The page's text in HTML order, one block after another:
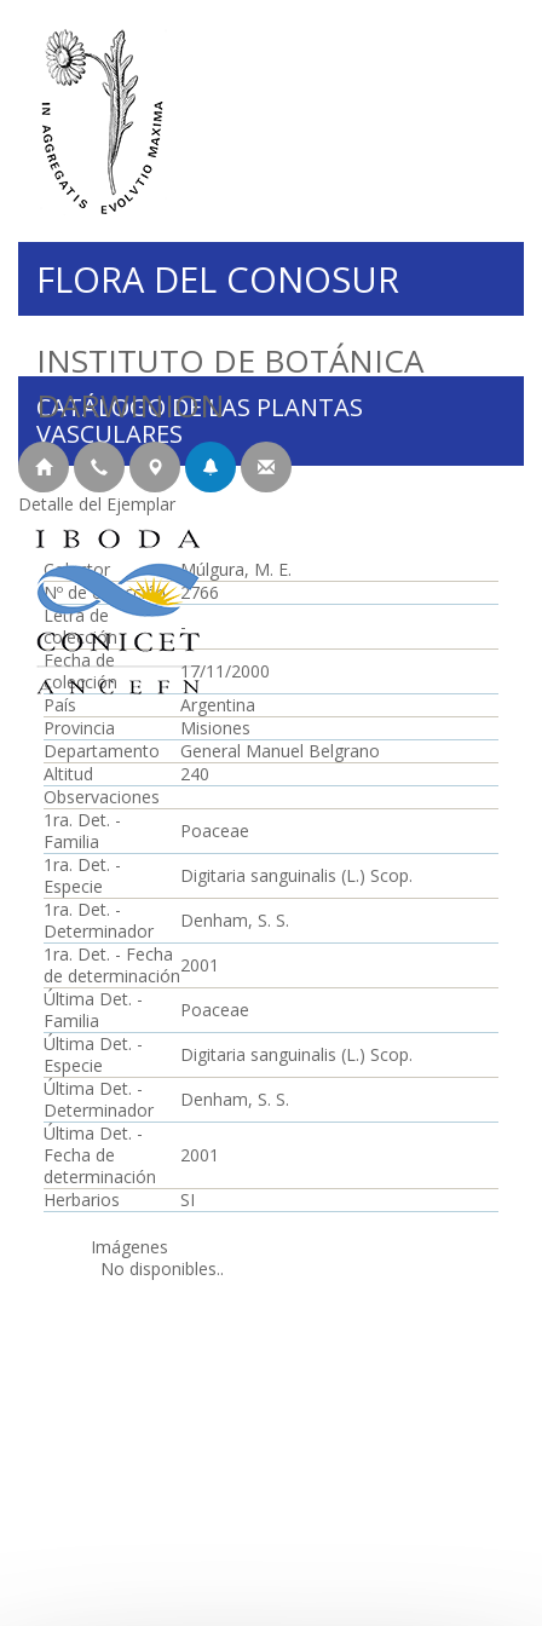
INSTITUTO DE BOTÁNICA
DARWINION
FLORA DEL CONOSUR
CATÁLOGO DE LAS PLANTAS
VASCULARES
Detalle del Ejemplar
Colector
Múlgura, M. E.
Nº de colección
2766
Letra de
colección
-
Fecha de
colección
17/11/2000
País
Argentina
Provincia
Misiones
Departamento
General Manuel Belgrano
Altitud
240
Observaciones
1ra. Det. -
Familia
Poaceae
1ra. Det. -
Especie
Digitaria sanguinalis (L.) Scop.
1ra. Det. -
Determinador
Denham, S. S.
1ra. Det. - Fecha
de determinación2001
Última Det. -
Familia
Poaceae
Última Det. -
Especie
Digitaria sanguinalis (L.) Scop.
Última Det. -
Determinador
Denham, S. S.
Última Det. -
Fecha de
determinación
2001
Herbarios
SI
Imágenes
No disponibles..